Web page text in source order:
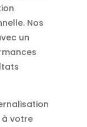
Nos
un
à votre